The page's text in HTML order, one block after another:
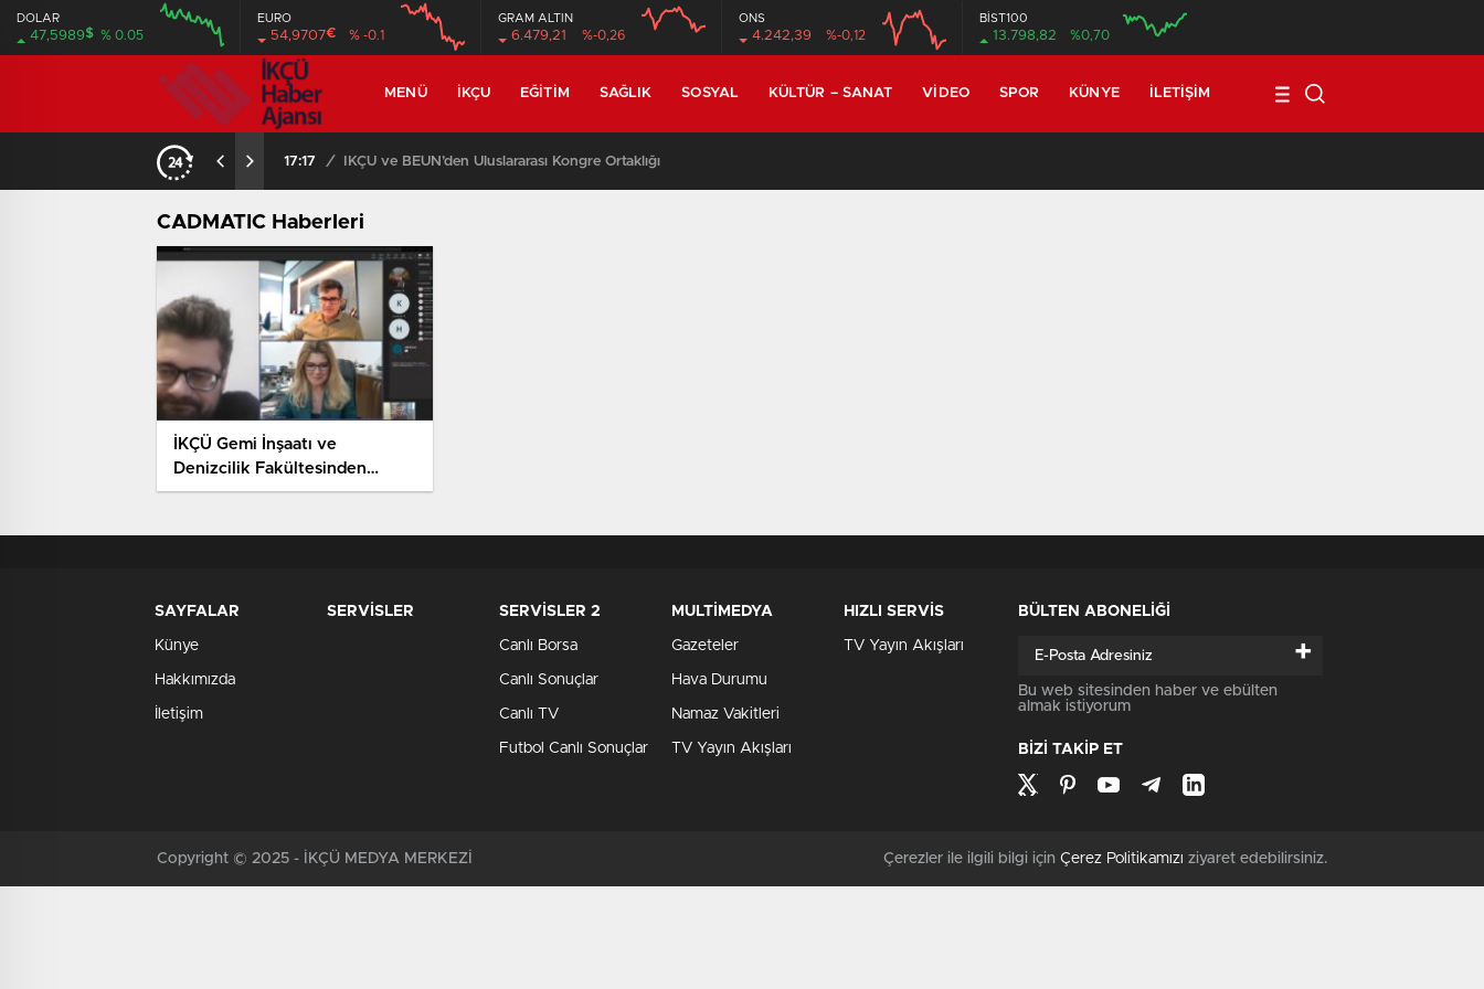
DOLAR
47,5989$ % 0.05
EURO
54,9707€ % -0.1
GRAM ALTIN
6.479,21 %-0,26
ONS
4.242,39 %-0,12
BİST100
13.798,82 %0,70
MENÜ İKÇU EĞITIM SAĞLIK SOSYAL KÜLTÜR – SANAT VIDEO SPOR KÜNYE İLETIŞIM
17:17 / İKÇÜ ve BEUN’den Uluslararası Kongre Ortaklığı
CADMATIC Haberleri
İKÇÜ Gemi İnşaatı ve
Denizcilik Fakültesinden
CADMATIC Yazılımı Toplantısı
SAYFALAR
Künye
Hakkımızda
İletişim
SERVİSLER SERVİSLER 2
Canlı Borsa
Canlı Sonuçlar
Canlı TV
Futbol Canlı Sonuçlar
MULTİMEDYA
Gazeteler
Hava Durumu
Namaz Vakitleri
TV Yayın Akışları
HIZLI SERVİS
TV Yayın Akışları
BÜLTEN ABONELİĞİ
+
Bu web sitesinden haber ve ebülten
almak istiyorum
BİZİ TAKİP ET
Copyright © 2025 - İKÇÜ MEDYA MERKEZİ Çerezler ile ilgili bilgi için Çerez Politikamızı ziyaret edebilirsiniz.